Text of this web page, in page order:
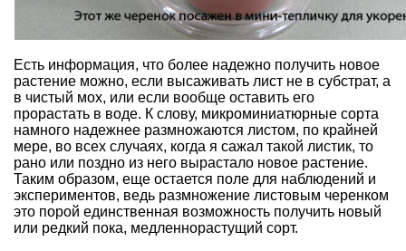
Есть информация, что более надежно получить новое
растение можно, если высаживать лист не в субстрат, а
в чистый мох, или если вообще оставить его
прорастать в воде. К слову, микроминиатюрные сорта
намного надежнее размножаются листом, по крайней
мере, во всех случаях, когда я сажал такой листик, то
рано или поздно из него вырастало новое растение.
Таким образом, еще остается поле для наблюдений и
экспериментов, ведь размножение листовым черенком
это порой единственная возможность получить новый
или редкий пока, медленнорастущий сорт.